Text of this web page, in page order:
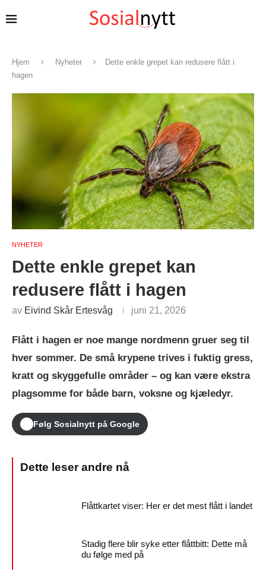
Hjem Nyheter
Dette enkle grepet kan redusere flått i
hagen
NYHETER
Dette enkle grepet kan
redusere flått i hagen
av Eivind Skår Ertesvåg juni 21, 2026
Flått i hagen er noe mange nordmenn gruer seg til
hver sommer. De små krypene trives i fuktig gress,
kratt og skyggefulle områder – og kan være ekstra
plagsomme for både barn, voksne og kjæledyr.
Følg Sosialnytt på Google
Flåttkartet viser: Her er det mest flått i landet
Stadig flere blir syke etter flåttbitt: Dette må
du følge med på